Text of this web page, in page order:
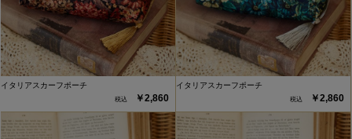
イタリアスカーフポーチ
￥2,860
イタリアスカーフポーチ
￥2,860